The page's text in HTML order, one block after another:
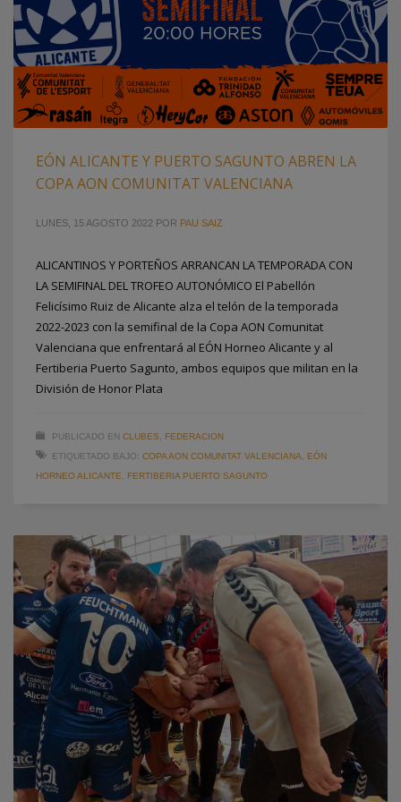
EÓN ALICANTE Y PUERTO SAGUNTO ABREN LA
COPA AON COMUNITAT VALENCIANA
LUNES, 15 AGOSTO 2022 POR PAU SAIZ
ALICANTINOS Y PORTEÑOS ARRANCAN LA TEMPORADA CON
LA SEMIFINAL DEL TROFEO AUTONÓMICO El Pabellón
Felicísimo Ruiz de Alicante alza el telón de la temporada
2022-2023 con la semifinal de la Copa AON Comunitat
Valenciana que enfrentará al EÓN Horneo Alicante y al
Fertiberia Puerto Sagunto, ambos equipos que militan en la
División de Honor Plata
PUBLICADO EN CLUBES
FEDERACION
ETIQUETADO BAJO: COPA AON COMUNITAT VALENCIANA
EÓN
HORNEO ALICANTE
FERTIBERIA PUERTO SAGUNTO